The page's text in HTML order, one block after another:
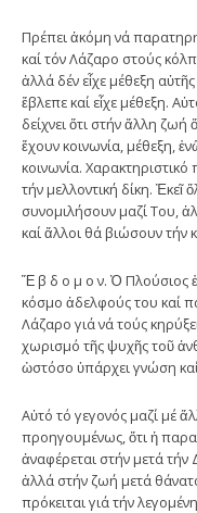
Πρέπει ἀκόμη νά
καί τόν Λάζαρο στούς
ἀλλά δέν εἶχε μέθεξη
ἔβλεπε καί εἶχε μέθεξη.
δείχνει ὅτι στήν ἄλλη ζωή
ἔχουν κοινωνία, μέθεξη,
κοινωνία. Χαρακτηριστικό
τήν μελλοντική δίκη. Ἐκεῖ
συνομιλήσουν μαζί Του,
καί ἄλλοι θά βιώσουν τήν
Ἕ β δ ο μ ο ν. Ὁ Πλούσιος
κόσμο ἀδελφούς του καί
Λάζαρο γιά νά τούς
χωρισμό τῆς ψυχῆς τοῦ
ὡστόσο ὑπάρχει γνώση
Αὐτό τό γεγονός μαζί μέ
προηγουμένως, ὅτι ἡ
ἀναφέρεται στήν μετά
ἀλλά στήν ζωή μετά
πρόκειται γιά τήν